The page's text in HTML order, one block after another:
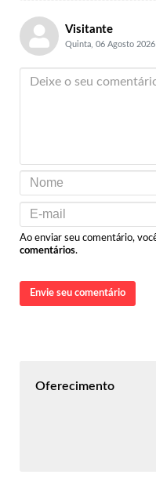
Visitante
Quinta, 06 Agosto 2026
Ao enviar seu comentário,
comentários.
Envie seu comentário
Oferecimento